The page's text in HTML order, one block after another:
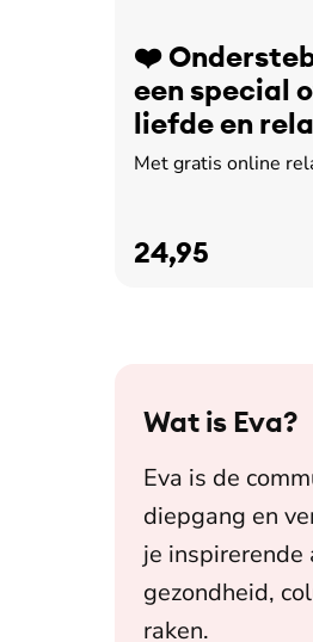
❤️
een special
liefde en
Met gratis online
24,95
Wat is Eva?
Eva is de
diepgang en
je inspirerende
gezondheid,
raken.